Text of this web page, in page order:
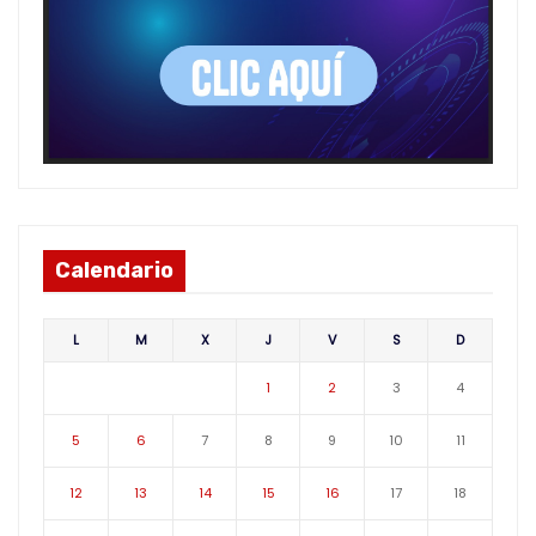
Calendario
L M X J V S D
1 2 3 4
5 6 7 8 9 10 11
12 13 14 15 16 17 18